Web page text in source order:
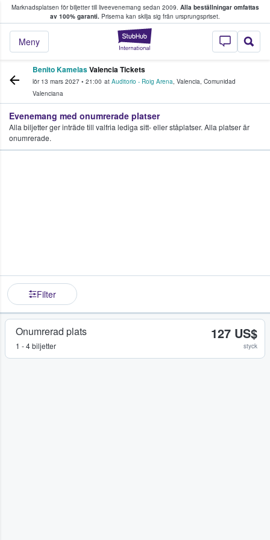
Marknadsplatsen för biljetter till liveevenemang sedan 2009. Alla beställningar omfattas
av 100% garanti. Priserna kan skilja sig från ursprungspriset.
StubHub – där
Meny
köper och säljer biljetter.
Benito KamelasValencia Tickets
lör 13 mars 2027 • 21:00 at Auditorio - Roig Arena, Valencia, Comunidad
Valenciana
Evenemang med onumrerade platser
Alla biljetter ger inträde till valfria lediga sitt- eller ståplatser. Alla platser är
onumrerade.
Filter
Onumrerad plats
1 - 4 biljetter
127 US$
styck